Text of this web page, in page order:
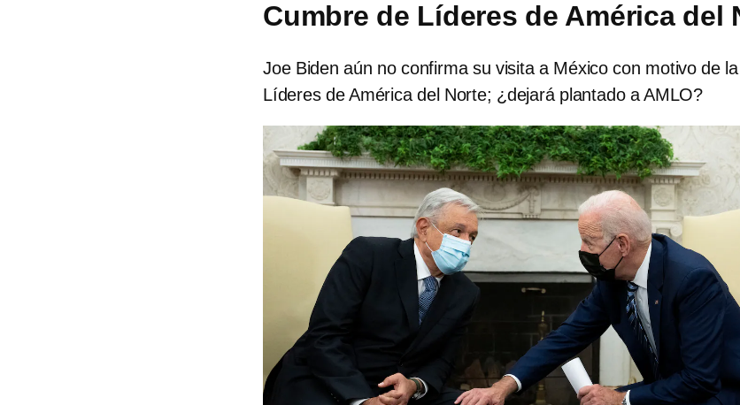
Cumbre de Líderes de América del
Joe Biden aún no confirma su visita a México con motivo de
Líderes de América del Norte; ¿dejará plantado a AMLO?